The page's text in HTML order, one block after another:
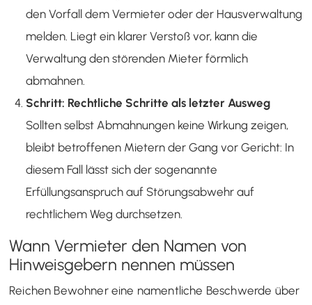
den Vorfall dem Vermieter oder der Hausverwaltung
melden. Liegt ein klarer Verstoß vor, kann die
Verwaltung den störenden Mieter förmlich
abmahnen.
Schritt: Rechtliche Schritte als letzter Ausweg
Sollten selbst Abmahnungen keine Wirkung zeigen,
bleibt betroffenen Mietern der Gang vor Gericht: In
diesem Fall lässt sich der sogenannte
Erfüllungsanspruch auf Störungsabwehr auf
rechtlichem Weg durchsetzen.
Wann Vermieter den Namen von
Hinweisgebern nennen müssen
Reichen Bewohner eine namentliche Beschwerde über